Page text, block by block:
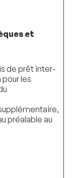
et
de prêt inter-
les
préalable au